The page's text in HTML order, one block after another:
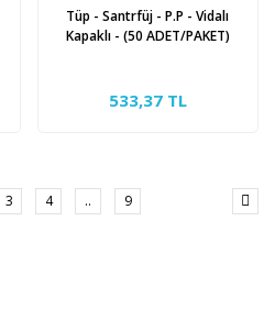
Tüp - Santrfüj - P.P - Vidalı
Kapaklı - (50 ADET/PAKET)
533,37 TL
3 4 .. 9